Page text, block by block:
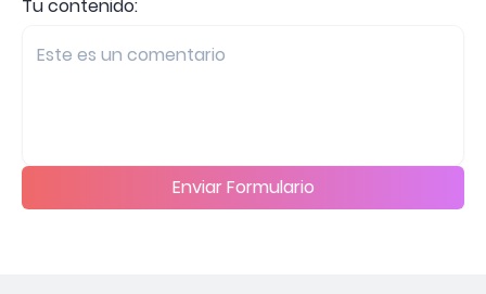
Tu contenido:
Enviar Formulario